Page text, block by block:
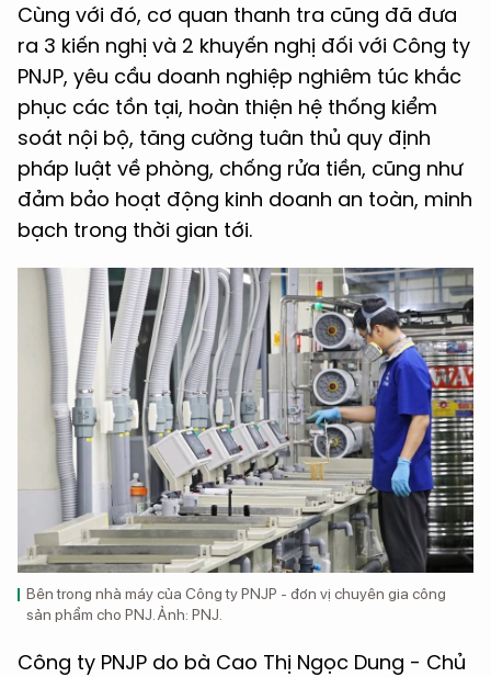
Cùng với đó, cơ quan thanh tra cũng đã đưa
ra 3 kiến nghị và 2 khuyến nghị đối với Công ty
PNJP, yêu cầu doanh nghiệp nghiêm túc khắc
phục các tồn tại, hoàn thiện hệ thống kiểm
soát nội bộ, tăng cường tuân thủ quy định
pháp luật về phòng, chống rửa tiền, cũng như
đảm bảo hoạt động kinh doanh an toàn, minh
bạch trong thời gian tới.
Bên trong nhà máy của Công ty PNJP - đơn vị chuyên gia công
sản phẩm cho PNJ. Ảnh: PNJ.
Công ty PNJP do bà Cao Thị Ngọc Dung - Chủ